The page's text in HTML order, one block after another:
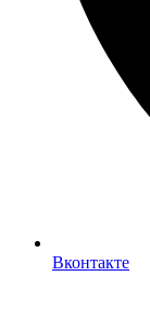
Вконтакте